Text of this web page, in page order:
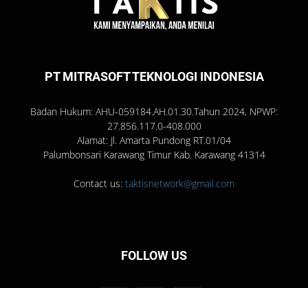
PT MITRASOFT TEKNOLOGI INDONESIA
Badan Hukum: AHU-059184.AH.01.30.Tahun 2024, NPWP:
27.856.117.0-408.000
Alamat: Jl. Amarta Pundong RT.01/04
Palumbonsari Karawang Timur Kab. Karawang 41314
Contact us: taktisnetwork@gmail.com
FOLLOW US